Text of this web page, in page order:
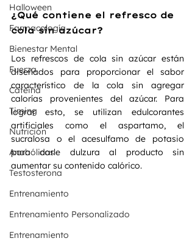
Halloween
Farmacología
Bienestar Mental
Fuerza
Cafeina
Timing
Nutrición
Anabólicos
Testosterona
Entrenamiento
Entrenamiento Personalizado
Entrenamiento
¿Qué contiene el refresco de
cola sin azúcar?
Los refrescos de cola sin azúcar están
diseñados para proporcionar el sabor
característico de la cola sin agregar
calorías provenientes del azúcar. Para
lograr esto, se utilizan edulcorantes
artificiales como el aspartamo, el
sucralosa o el acesulfamo de potasio
para darle dulzura al producto sin
aumentar su contenido calórico.